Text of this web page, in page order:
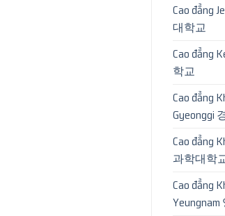
Cao đẳng
대학교
Cao đẳng
학교
Cao đẳng
Gyeonggi
Cao đẳng
과학대학
Cao đẳng